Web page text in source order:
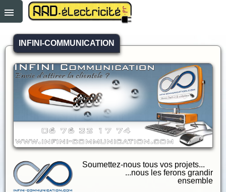
INFINI-COMMUNICATION
Soumettez-nous tous vos projets...
...nous les ferons grandir
ensemble